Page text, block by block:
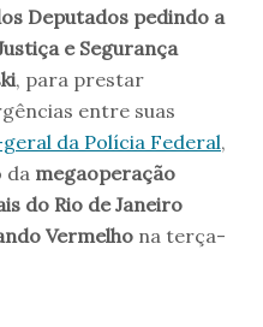
Deputados pedindo a
e Segurança
, para prestar
entre suas
da Polícia Federal,
da megaoperação
do Rio de Janeiro
Vermelho na terça-